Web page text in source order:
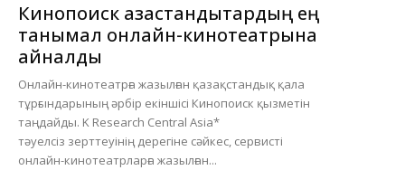
Кинопоиск қазақстандықтардың ең
танымал онлайн-кинотеатрына
айналды
Онлайн-кинотеатрға жазылған қазақстандық қала
тұрғындарының әрбір екіншісі Кинопоиск қызметін
таңдайды. K Research Central Asia*
тәуелсіз зерттеуінің дерегіне сәйкес, сервисті
онлайн-кинотеатрларға жазылған...